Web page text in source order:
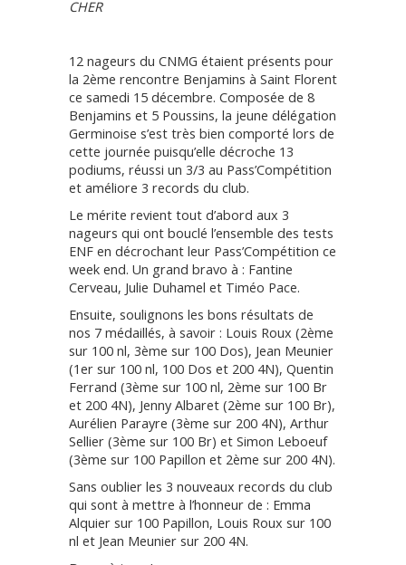
CHER
12 nageurs du CNMG étaient présents pour
la 2ème rencontre Benjamins à Saint Florent
ce samedi 15 décembre. Composée de 8
Benjamins et 5 Poussins, la jeune délégation
Germinoise s’est très bien comporté lors de
cette journée puisqu’elle décroche 13
podiums, réussi un 3/3 au Pass’Compétition
et améliore 3 records du club.
Le mérite revient tout d’abord aux 3
nageurs qui ont bouclé l’ensemble des tests
ENF en décrochant leur Pass’Compétition ce
week end. Un grand bravo à : Fantine
Cerveau, Julie Duhamel et Timéo Pace.
Ensuite, soulignons les bons résultats de
nos 7 médaillés, à savoir : Louis Roux (2ème
sur 100 nl, 3ème sur 100 Dos), Jean Meunier
(1er sur 100 nl, 100 Dos et 200 4N), Quentin
Ferrand (3ème sur 100 nl, 2ème sur 100 Br
et 200 4N), Jenny Albaret (2ème sur 100 Br),
Aurélien Parayre (3ème sur 200 4N), Arthur
Sellier (3ème sur 100 Br) et Simon Leboeuf
(3ème sur 100 Papillon et 2ème sur 200 4N).
Sans oublier les 3 nouveaux records du club
qui sont à mettre à l’honneur de : Emma
Alquier sur 100 Papillon, Louis Roux sur 100
nl et Jean Meunier sur 200 4N.